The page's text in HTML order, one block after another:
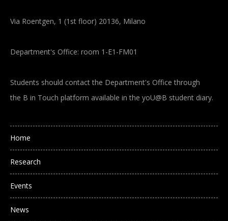
Via Roentgen, 1 (1st floor) 20136, Milano
Department's Office: room 1-E1-FM01
Students should contact the Department's Office through
the B in Touch platform available in the yoU@B student diary.
Main navigation
Home
Research
Events
News